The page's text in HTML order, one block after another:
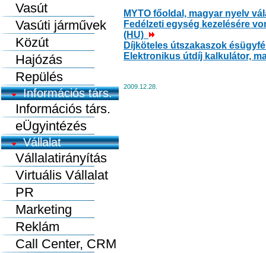
Vasút
Vasúti járművek
Közút
Hajózás
Repülés
Információs társ.
Információs társ.
eÜgyintézés
Vállalat
Vállalatirányítás
Virtuális Vállalat
PR
Marketing
Reklám
Call Center, CRM
MYTO főoldal, magyar nyelv
Fedélzeti egység kezelésére
(HU)
Díjköteles útszakaszok
Elektronikus útdíj kalkulátor,
2009.12.28.